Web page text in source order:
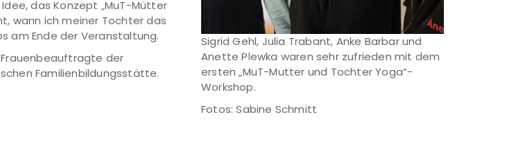
das Konzept „MuT-Mütter
wann ich meiner Tochter das
am Ende der Veranstaltung.
der
Familienbildungsstätte.
Sigrid Gehl, Julia Trabant, Anke Barbar und
Anette Plewka waren sehr zufrieden mit dem
ersten „MuT-Mutter und Tochter Yoga“-
Workshop.
Fotos: Sabine Schmitt